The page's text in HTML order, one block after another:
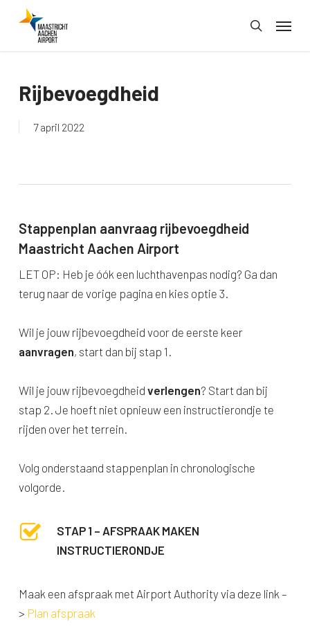
search
Menu
Rijbevoegdheid
7 april 2022
Stappenplan aanvraag rijbevoegdheid
Maastricht Aachen Airport
LET OP: Heb je óók een luchthavenpas nodig? Ga dan
terug naar de vorige pagina en kies optie 3.
Wil je jouw rijbevoegdheid voor de eerste keer
aanvragen, start dan bij stap 1.
Wil je jouw rijbevoegdheid verlengen? Start dan bij
stap 2. Je hoeft niet opnieuw een instructierondje te
rijden over het terrein.
Volg onderstaand stappenplan in chronologische
volgorde.
STAP 1 – AFSPRAAK MAKEN
INSTRUCTIERONDJE
Maak een afspraak met Airport Authority via deze link –
> Plan afspraak